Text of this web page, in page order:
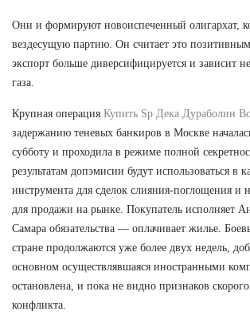
Они и формируют новоиспеченный олигархат,
вездесущую партию. Он считает это
экспорт больше диверсифицируется и зависит
газа.
Крупная операция Купить Sp Дека Дураболин
задержанию теневых банкиров в Москве
субботу и проходила в режиме полной
результатам допэмисии будут использоваться в
инструмента для сделок слияния-поглощения и
для продажи на рынке. Покупатель исполняет
Самара обязательства — оплачивает жилье.
стране продолжаются уже более двух недель,
основном осуществлявшаяся иностранными
остановлена, и пока не видно признаков
конфликта.